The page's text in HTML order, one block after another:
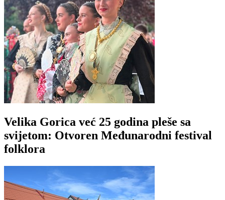
Velika Gorica već 25 godina pleše sa
svijetom: Otvoren Međunarodni festival
folklora